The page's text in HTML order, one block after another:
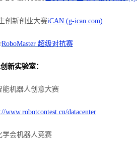
创新创业大赛iCAN (g-ican.com)
RoboMaster 超级对抗赛
新实验室：
能机器人创意大赛
www.robotcontest.cn/datacenter
学会机器人竞赛